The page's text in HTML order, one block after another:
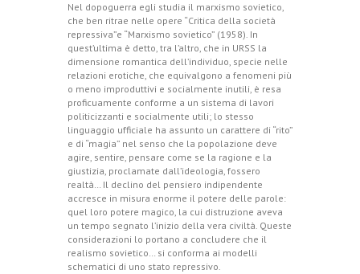
Nel dopoguerra egli studia il marxismo sovietico,
che ben ritrae nelle opere “Critica della società
repressiva”e “Marxismo sovietico” (1958). In
quest’ultima è detto, tra l’altro, che in URSS la
dimensione romantica dell’individuo, specie nelle
relazioni erotiche, che equivalgono a fenomeni più
o meno improduttivi e socialmente inutili, è resa
proficuamente conforme a un sistema di lavori
politicizzanti e socialmente utili; lo stesso
linguaggio ufficiale ha assunto un carattere di “rito”
e di “magia” nel senso che la popolazione deve
agire, sentire, pensare come se la ragione e la
giustizia, proclamate dall’ideologia, fossero
realtà… Il declino del pensiero indipendente
accresce in misura enorme il potere delle parole:
quel loro potere magico, la cui distruzione aveva
un tempo segnato l’inizio della vera civiltà. Queste
considerazioni lo portano a concludere che il
realismo sovietico… si conforma ai modelli
schematici di uno stato repressivo.